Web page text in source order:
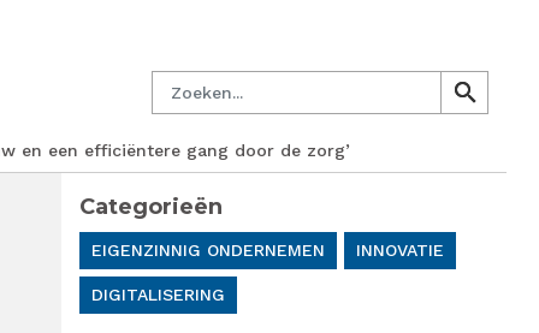
Zoeken
search
search
en een efficiëntere gang door de zorg’
Categorieën
EIGENZINNIG ONDERNEMEN INNOVATIE
DIGITALISERING